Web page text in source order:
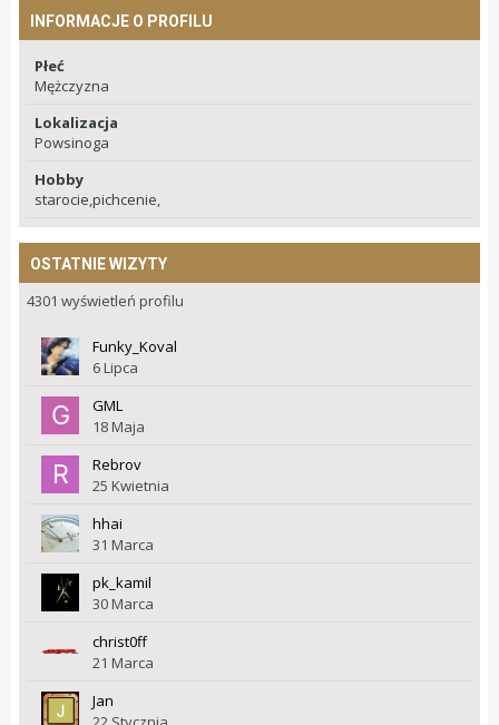
INFORMACJE O PROFILU
Płeć
Mężczyzna
Lokalizacja
Powsinoga
Hobby
starocie,pichcenie,
OSTATNIE WIZYTY
4301 wyświetleń profilu
Funky_Koval
6 Lipca
GML
18 Maja
Rebrov
25 Kwietnia
hhai
31 Marca
pk_kamil
30 Marca
christ0ff
21 Marca
Jan